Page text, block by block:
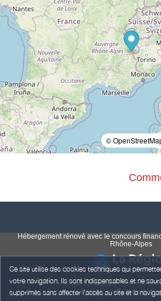
Ce site utilise des cookies techniques qui
votre navigation. Ils sont indispensables et ne
supprimés sans affecter l’accès au site et la
©
Hébergement rénové avec le concours
Rhône-Alpes
Mentions légales
Données
Conditions Générales de